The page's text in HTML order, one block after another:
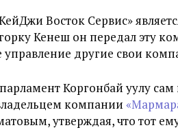
Восток Сервис»
Кенеш он передал эту
управление другие свои
Коргонбай уулу
компании
утверждая, что тот